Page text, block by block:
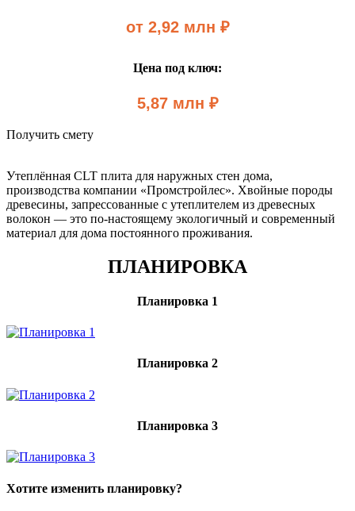
от 2,92 млн ₽
Цена под ключ:
5,87 млн ₽
Получить смету
Утеплённая CLT плита для наружных стен дома,
производства компании «Промстройлес». Хвойные породы
древесины, запрессованные с утеплителем из древесных
волокон — это по-настоящему экологичный и современный
материал для дома постоянного проживания.
ПЛАНИРОВКА
Планировка 1
Планировка 2
Планировка 3
Хотите изменить планировку?